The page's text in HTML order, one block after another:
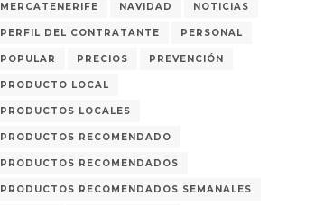
MERCATENERIFE NAVIDAD NOTICIAS
PERFIL DEL CONTRATANTE PERSONAL
POPULAR PRECIOS PREVENCIÓN
PRODUCTO LOCAL
PRODUCTOS LOCALES
PRODUCTOS RECOMENDADO
PRODUCTOS RECOMENDADOS
PRODUCTOS RECOMENDADOS SEMANALES